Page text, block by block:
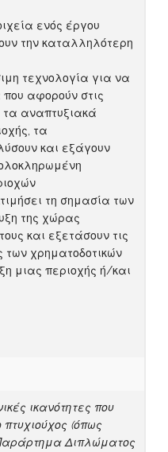
ενός έργου
την καταλληλότερη
τεχνολογία για να
που αφορούν στις
τα αναπτυξιακά
τα
και εξάγουν
τη σημασία των
της χώρας
και εξετάσουν τις
των χρηματοδοτικών
μιας περιοχής ή/και
ικανότητες που
(όπως
Διπλώματος